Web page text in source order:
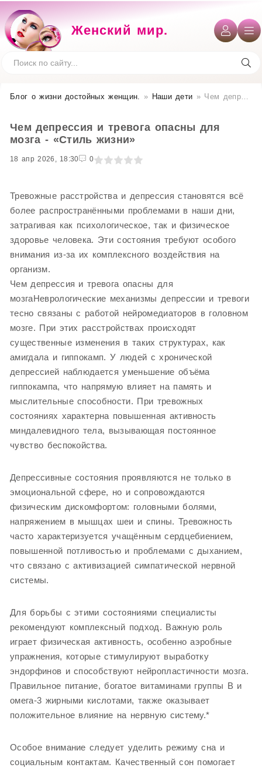
Женский мир.
Блог о жизни достойных женщин​. » Наши дети » Чем депрессия и тревога опасны для мозга - «Стиль жизни»
Чем депрессия и тревога опасны для
мозга - «Стиль жизни»
18 апр 2026, 18:30 0
1 2 3 4 5
Тревожные расстройства и депрессия становятся всё
более распространёнными проблемами в наши дни,
затрагивая как психологическое, так и физическое
здоровье человека. Эти состояния требуют особого
внимания из-за их комплексного воздействия на
организм.
Чем депрессия и тревога опасны для
мозгаНеврологические механизмы депрессии и тревоги
тесно связаны с работой нейромедиаторов в головном
мозге. При этих расстройствах происходят
существенные изменения в таких структурах, как
амигдала и гиппокамп. У людей с хронической
депрессией наблюдается уменьшение объёма
гиппокампа, что напрямую влияет на память и
мыслительные способности. При тревожных
состояниях характерна повышенная активность
миндалевидного тела, вызывающая постоянное
чувство беспокойства.
Депрессивные состояния проявляются не только в
эмоциональной сфере, но и сопровождаются
физическим дискомфортом: головными болями,
напряжением в мышцах шеи и спины. Тревожность
часто характеризуется учащённым сердцебиением,
повышенной потливостью и проблемами с дыханием,
что связано с активизацией симпатической нервной
системы.
Для борьбы с этими состояниями специалисты
рекомендуют комплексный подход. Важную роль
играет физическая активность, особенно аэробные
упражнения, которые стимулируют выработку
эндорфинов и способствуют нейропластичности мозга.
Правильное питание, богатое витаминами группы B и
омега-3 жирными кислотами, также оказывает
положительное влияние на нервную систему.*
Особое внимание следует уделить режиму сна и
социальным контактам. Качественный сон помогает